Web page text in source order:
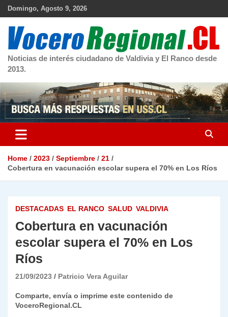
Skip
Domingo, Agosto 9, 2026
Noticias de interés ciudadano de Valdivia y El Ranco desde
2013.
Home 2023 Septiembre
21
Cobertura en vacunación escolar supera el 70% en Los Ríos
DESTACADAS EL RANCO SALUD VALDIVIA
Cobertura en vacunación
escolar supera el 70% en Los
Ríos
21/09/2023 Patricio Vera Aguilar
Comparte, envía o imprime este contenido de
VoceroRegional.CL